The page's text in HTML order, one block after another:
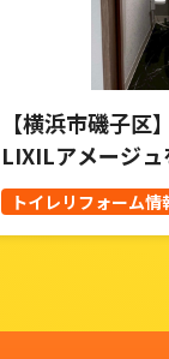
【横浜市磯子
LIXILアメージ
ォーム事例
トイレリフォーム情